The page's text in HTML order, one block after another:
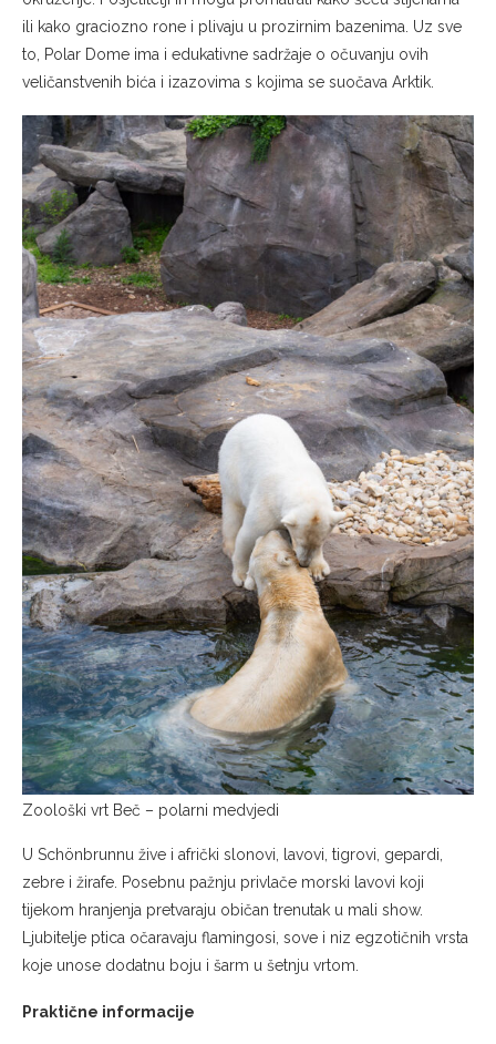
ili kako graciozno rone i plivaju u prozirnim bazenima. Uz sve
to, Polar Dome ima i edukativne sadržaje o očuvanju ovih
veličanstvenih bića i izazovima s kojima se suočava Arktik.
Zoološki vrt Beč – polarni medvjedi
U Schönbrunnu žive i afrički slonovi, lavovi, tigrovi, gepardi,
zebre i žirafe. Posebnu pažnju privlače morski lavovi koji
tijekom hranjenja pretvaraju običan trenutak u mali show.
Ljubitelje ptica očaravaju flamingosi, sove i niz egzotičnih vrsta
koje unose dodatnu boju i šarm u šetnju vrtom.
Praktične informacije